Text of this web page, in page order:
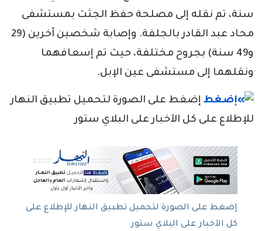
سنة، تم نقله إلى مصلحة حفظ الجثث بمستشفى
محاد عبد القادر بالجلفة. وإصابة شخصين آخرين (29
و49 سنة) بجروح مختلفة، حيث تم إسعافهما
ونقلهما إلى مستشفى عين الإبل.
إضغط على الصورة لتحميل تطبيق النهار
للإطلاع على كل الآخبار على البلاي ستور
إضغط على الصورة لتحميل تطبيق النهار للإطلاع على
كل الآخبار على البلاي ستور